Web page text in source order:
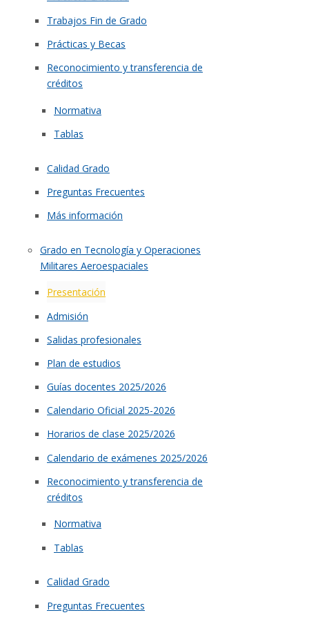
Trabajos Fin de Grado
Prácticas y Becas
Reconocimiento y transferencia de
créditos
Normativa
Tablas
Calidad Grado
Preguntas Frecuentes
Más información
Grado en Tecnología y Operaciones
Militares Aeroespaciales
Presentación
Admisión
Salidas profesionales
Plan de estudios
Guías docentes 2025/2026
Calendario Oficial 2025-2026
Horarios de clase 2025/2026
Calendario de exámenes 2025/2026
Reconocimiento y transferencia de
créditos
Normativa
Tablas
Calidad Grado
Preguntas Frecuentes